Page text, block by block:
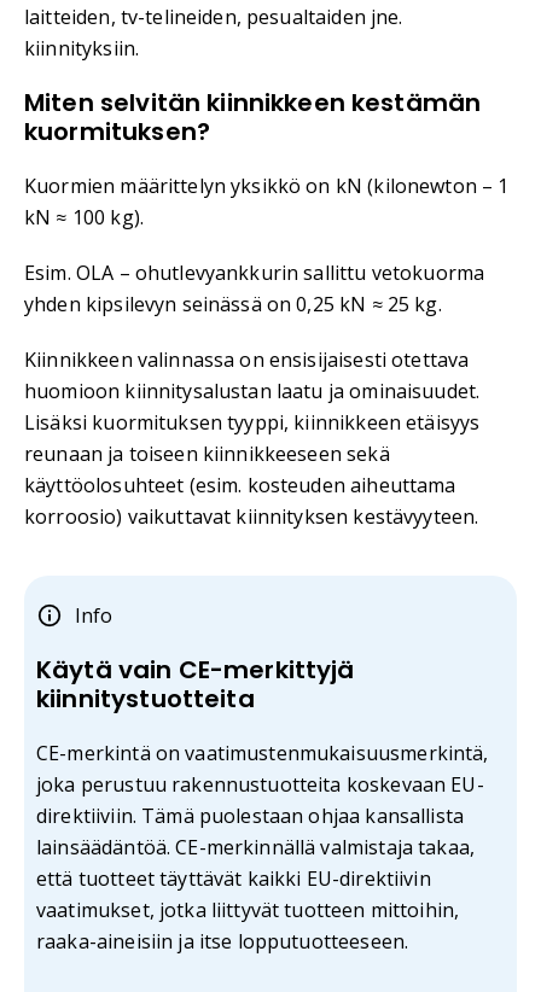
laitteiden, tv-telineiden, pesualtaiden jne.
kiinnityksiin.
Miten selvitän kiinnikkeen kestämän
kuormituksen?
Kuormien määrittelyn yksikkö on kN (kilonewton – 1
kN ≈ 100 kg).
Esim. OLA – ohutlevyankkurin sallittu vetokuorma
yhden kipsilevyn seinässä on 0,25 kN ≈ 25 kg.
Kiinnikkeen valinnassa on ensisijaisesti otettava
huomioon kiinnitysalustan laatu ja ominaisuudet.
Lisäksi kuormituksen tyyppi, kiinnikkeen etäisyys
reunaan ja toiseen kiinnikkeeseen sekä
käyttöolosuhteet (esim. kosteuden aiheuttama
korroosio) vaikuttavat kiinnityksen kestävyyteen.
Info
Käytä vain CE-merkittyjä
kiinnitystuotteita
CE-merkintä on vaatimustenmukaisuusmerkintä,
joka perustuu rakennustuotteita koskevaan EU-
direktiiviin. Tämä puolestaan ohjaa kansallista
lainsäädäntöä. CE-merkinnällä valmistaja takaa,
että tuotteet täyttävät kaikki EU-direktiivin
vaatimukset, jotka liittyvät tuotteen mittoihin,
raaka-aineisiin ja itse lopputuotteeseen.